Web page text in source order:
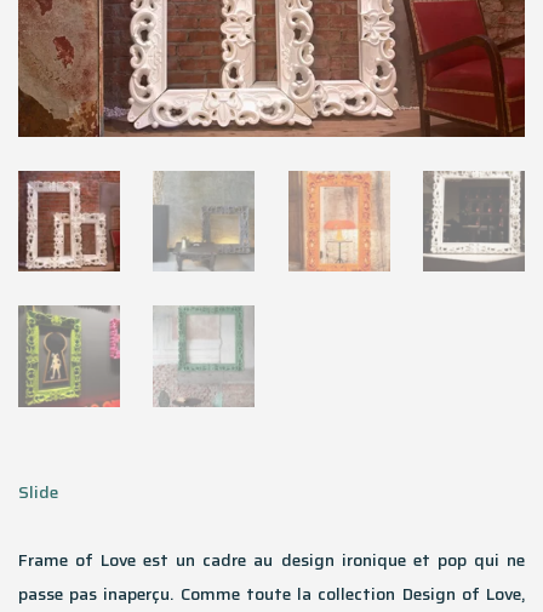
Slide
Frame of Love est un cadre au design ironique et pop qui ne
passe pas inaperçu. Comme toute la collection Design of Love,